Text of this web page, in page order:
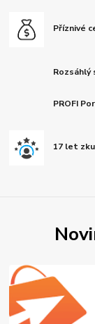
Příznivé
PROFI
17 let